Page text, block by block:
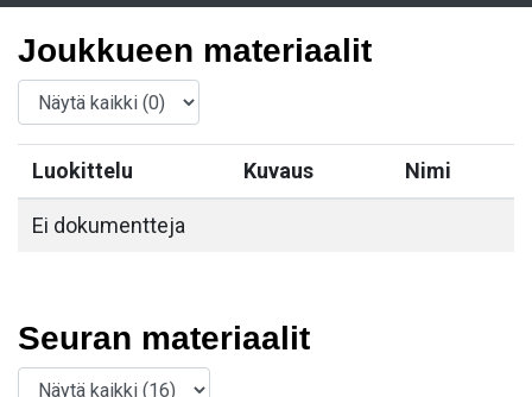
Joukkueen materiaalit
Luokittelu Kuvaus Nimi
Ei dokumentteja
Seuran materiaalit